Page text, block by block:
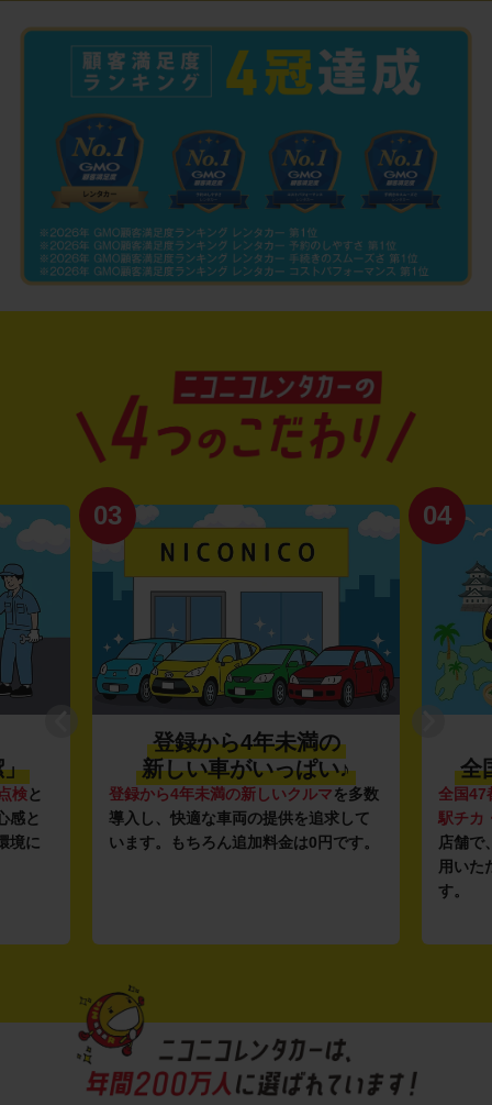
」
検と
感と
境に
03
登録から4年未満の
新しい車がいっぱい♪
登録から4年未満の新しいクルマを多数
導入し、快適な車両の提供を追求して
います。もちろん追加料金は0円です。
04
全
全国47
駅チカ
店舗で
用いた
す。